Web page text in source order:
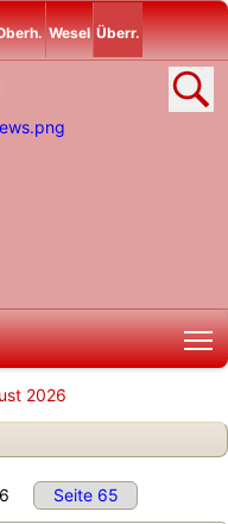
Wesel Überr.
2026
Seite 65